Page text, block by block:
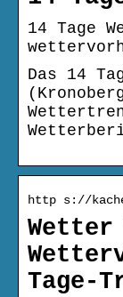
14 Tage
Das 14
http s://
Wetter
Tage-